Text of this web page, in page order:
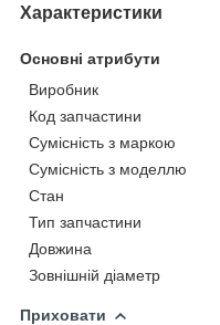
Характеристики
Основні атрибути
Виробник
Код запчастини
Сумісність з маркою
Сумісність з моделлю
Стан
Тип запчастини
Довжина
Зовнішній діаметр
Приховати